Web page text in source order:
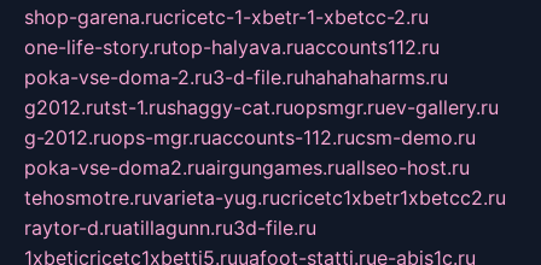
shop-garena.rucricetc-1-xbetr-1-xbetcc-2.ru
one-life-story.rutop-halyava.ruaccounts112.ru
poka-vse-doma-2.ru3-d-file.ruhahahaharms.ru
g2012.rutst-1.rushaggy-cat.ruopsmgr.ruev-gallery.ru
g-2012.ruops-mgr.ruaccounts-112.rucsm-demo.ru
poka-vse-doma2.ruairgungames.ruallseo-host.ru
tehosmotre.ruvarieta-yug.rucricetc1xbetr1xbetcc2.ru
raytor-d.ruatillagunn.ru3d-file.ru
1xbeticricetc1xbetti5.ruuafoot-statti.rue-abis1c.ru